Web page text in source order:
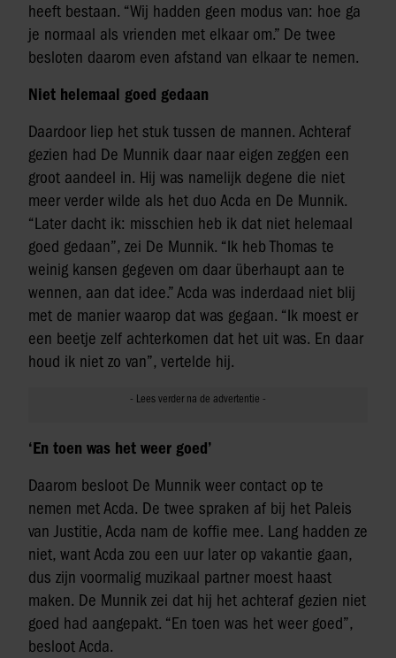
heeft bestaan. “Wij hadden geen modus van: hoe ga
je normaal als vrienden met elkaar om.” De twee
besloten daarom even afstand van elkaar te nemen.
Niet helemaal goed gedaan
Daardoor liep het stuk tussen de mannen. Achteraf
gezien had De Munnik daar naar eigen zeggen een
groot aandeel in. Hij was namelijk degene die niet
meer verder wilde als het duo Acda en De Munnik.
“Later dacht ik: misschien heb ik dat niet helemaal
goed gedaan”, zei De Munnik. “Ik heb Thomas te
weinig kansen gegeven om daar überhaupt aan te
wennen, aan dat idee.” Acda was inderdaad niet blij
met de manier waarop dat was gegaan. “Ik moest er
een beetje zelf achterkomen dat het uit was. En daar
houd ik niet zo van”, vertelde hij.
‘En toen was het weer goed’
Daarom besloot De Munnik weer contact op te
nemen met Acda. De twee spraken af bij het Paleis
van Justitie, Acda nam de koffie mee. Lang hadden ze
niet, want Acda zou een uur later op vakantie gaan,
dus zijn voormalig muzikaal partner moest haast
maken. De Munnik zei dat hij het achteraf gezien niet
goed had aangepakt. “En toen was het weer goed”,
besloot Acda.